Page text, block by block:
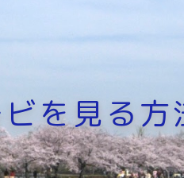
を見る方